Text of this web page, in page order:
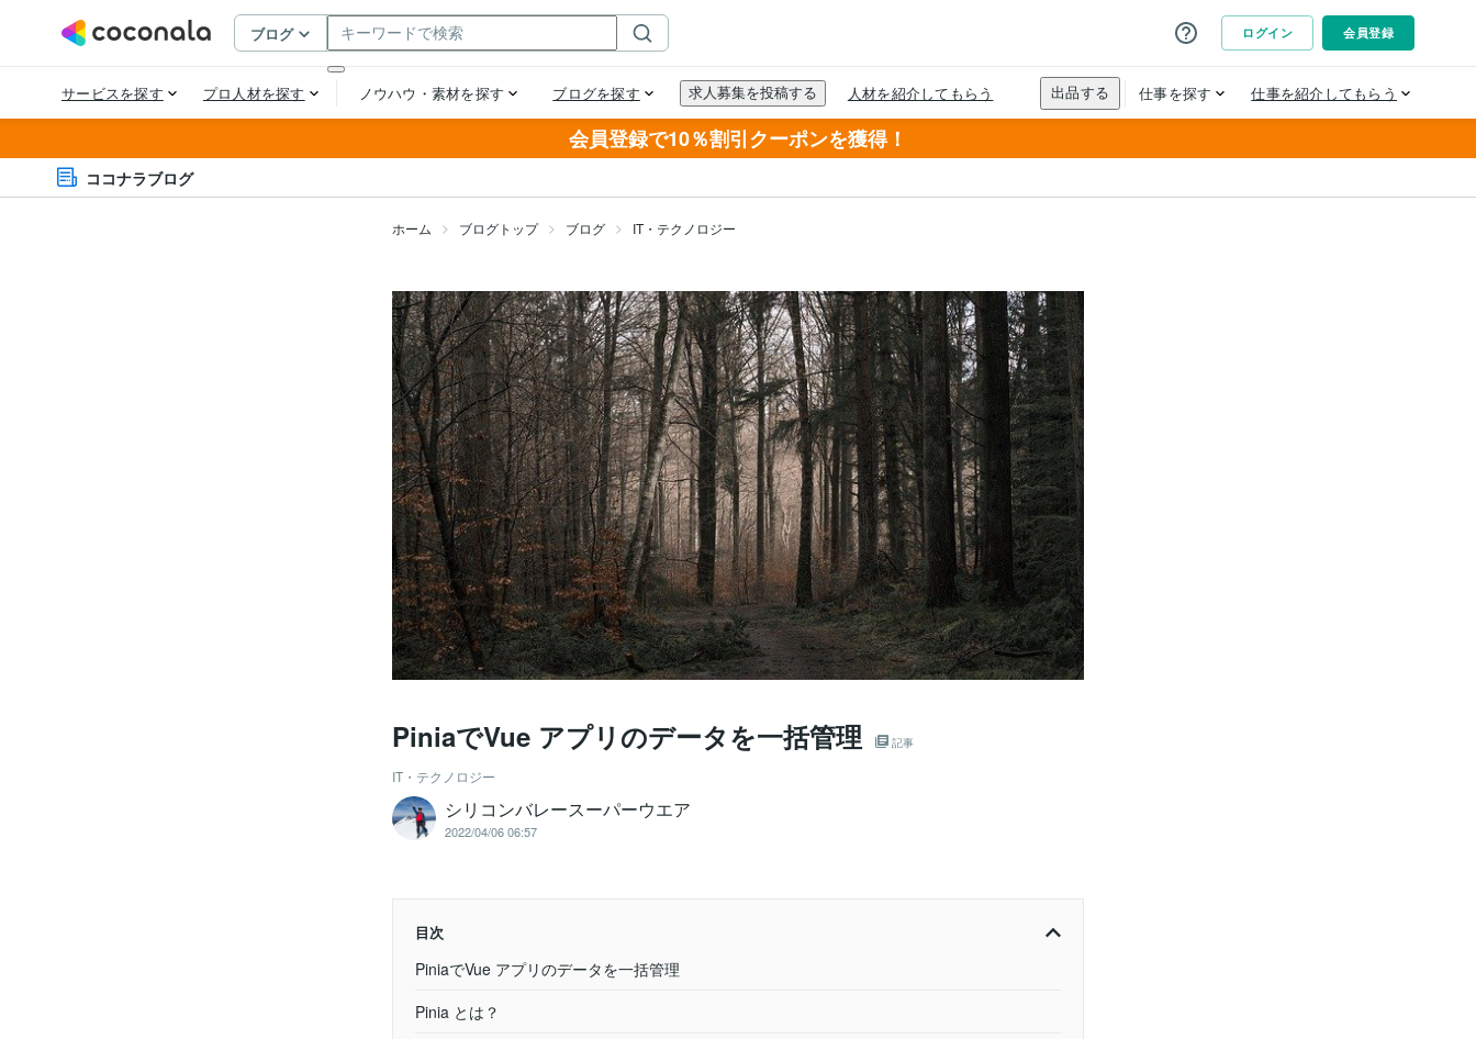
会員登録で10％割引クーポンを獲得！
ココナラブログ
ホーム ブログトップ ブログ IT・テクノロジー
PiniaでVue アプリのデータを一括管理 記事
IT・テクノロジー
シリコンバレースーパーウエア
2022/04/06 06:57
目次
PiniaでVue アプリのデータを一括管理
Pinia とは？